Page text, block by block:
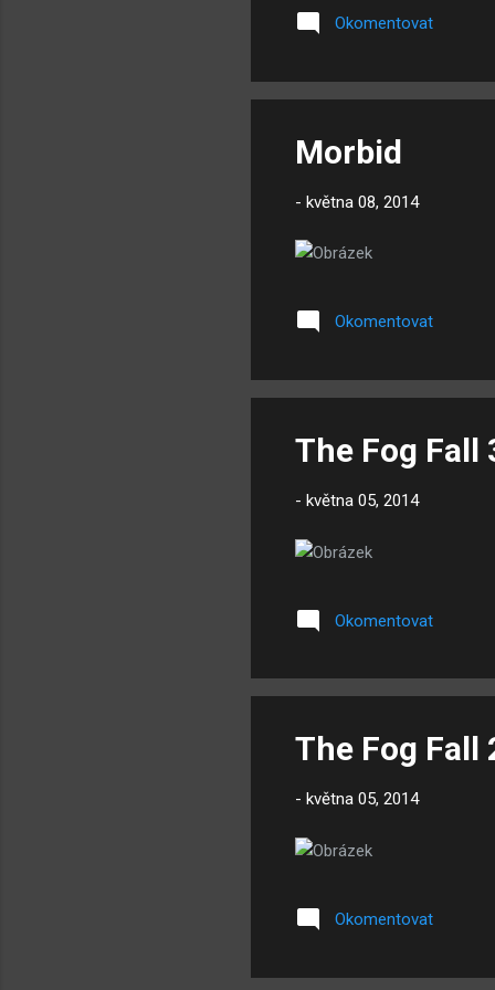
Okomentovat
Morbid
- května 08, 2014
Okomentovat
The Fog Fall
- května 05, 2014
Okomentovat
The Fog Fall
- května 05, 2014
Okomentovat